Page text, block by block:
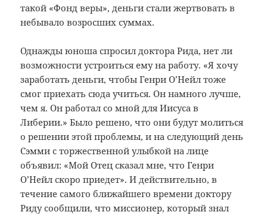
такой «Фонд веры», деньги стали жертвовать в
небывало возросших суммах.
Однажды юноша спросил доктора Рида, нет ли
возможности устроиться ему на работу. «Я хочу
заработать деньги, чтобы Генри О’Нейл тоже
смог приехать сюда учиться. Он намного лучше,
чем я. Он работал со мной для Иисуса в
Либерии.» Было решено, что они будут молиться
о решении этой проблемы, и на следующий день
Сэмми с торжественной улыбкой на лице
объявил: «Мой Отец сказал мне, что Генри
О’Нейл скоро приедет». И действительно, в
течение самого ближайшего времени доктору
Риду сообщили, что миссионер, который знал